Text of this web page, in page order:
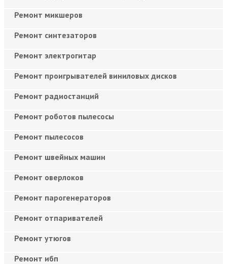
Ремонт микшеров
Ремонт синтезаторов
Ремонт электрогитар
Ремонт проигрывателей виниловых дисков
Ремонт радиостанций
Ремонт роботов пылесосы
Ремонт пылесосов
Ремонт швейных машин
Ремонт оверлоков
Ремонт парогенераторов
Ремонт отпаривателей
Ремонт утюгов
Ремонт ибп